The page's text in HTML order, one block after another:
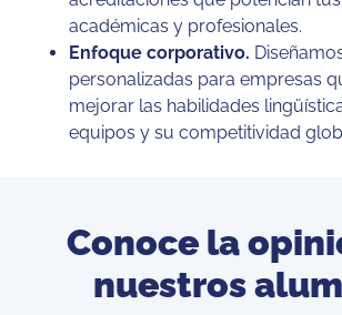
académicas y profesionales.
Enfoque corporativo.
personalizadas para empresas
mejorar las habilidades
equipos y su competitividad
Conoce la
nuestros